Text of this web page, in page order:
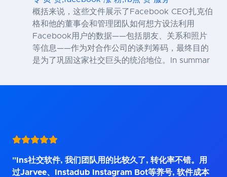
概括来说，这些文件展示了Facebook CEO扎克伯
格和他的董事会和管理团队如何想方设法利用
Facebook用户的数据——包括朋友、关系和照片
等信息——作为对合作公司的谈判筹码，最终目的
是为了巩固这家社交巨头的统治地位。In summar
"Ins社交软件, 我们团队用的比较久了, 转化率不错。用
过Jarvee、Instadub Instagram Bot等养号, 软件成本